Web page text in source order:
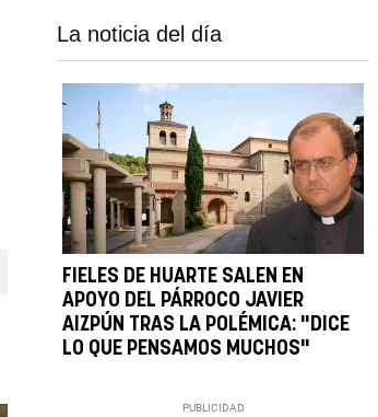
La noticia del día
FIELES DE HUARTE SALEN EN
APOYO DEL PÁRROCO JAVIER
AIZPÚN TRAS LA POLÉMICA: "DICE
LO QUE PENSAMOS MUCHOS"